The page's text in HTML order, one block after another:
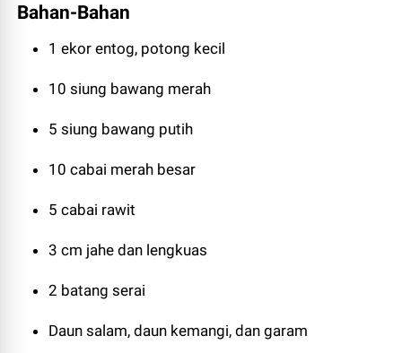
Bahan-Bahan
1 ekor entog, potong kecil
10 siung bawang merah
5 siung bawang putih
10 cabai merah besar
5 cabai rawit
3 cm jahe dan lengkuas
2 batang serai
Daun salam, daun kemangi, dan garam